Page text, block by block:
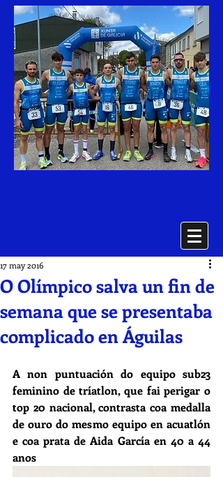
O Olímpico salva un fin de
semana que se presentaba
complicado en Águilas
17 may 2016
A non puntuación do equipo sub23
feminino de tríatlon, que fai perigar o
top 20 nacional, contrasta coa medalla
de ouro do mesmo equipo en acuatlón
e coa prata de Aida García en 40 a 44
anos